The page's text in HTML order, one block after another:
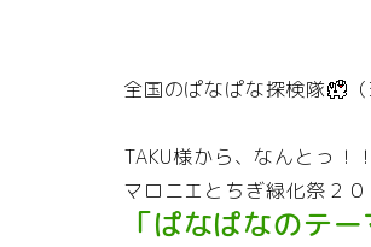
全国のぱなぱな探検隊
TAKU様から、なんとっ！！
マロニエとちぎ緑化祭２
「ぱなぱなのテー